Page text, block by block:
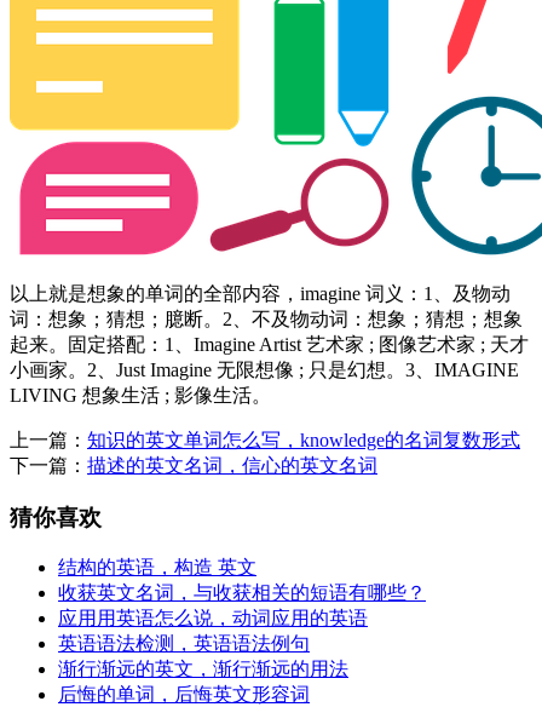
以上就是想象的单词的全部内容，imagine 词义：1、及物动
词：想象；猜想；臆断。2、不及物动词：想象；猜想；想象
起来。固定搭配：1、Imagine Artist 艺术家 ; 图像艺术家 ; 天才
小画家。2、Just Imagine 无限想像 ; 只是幻想。3、IMAGINE
LIVING 想象生活 ; 影像生活。
上一篇： 知识的英文单词怎么写，knowledge的名词复数形式
下一篇： 描述的英文名词，信心的英文名词
猜你喜欢
结构的英语，构造 英文
收获英文名词，与收获相关的短语有哪些？
应用用英语怎么说，动词应用的英语
英语语法检测，英语语法例句
渐行渐远的英文，渐行渐远的用法
后悔的单词，后悔英文形容词